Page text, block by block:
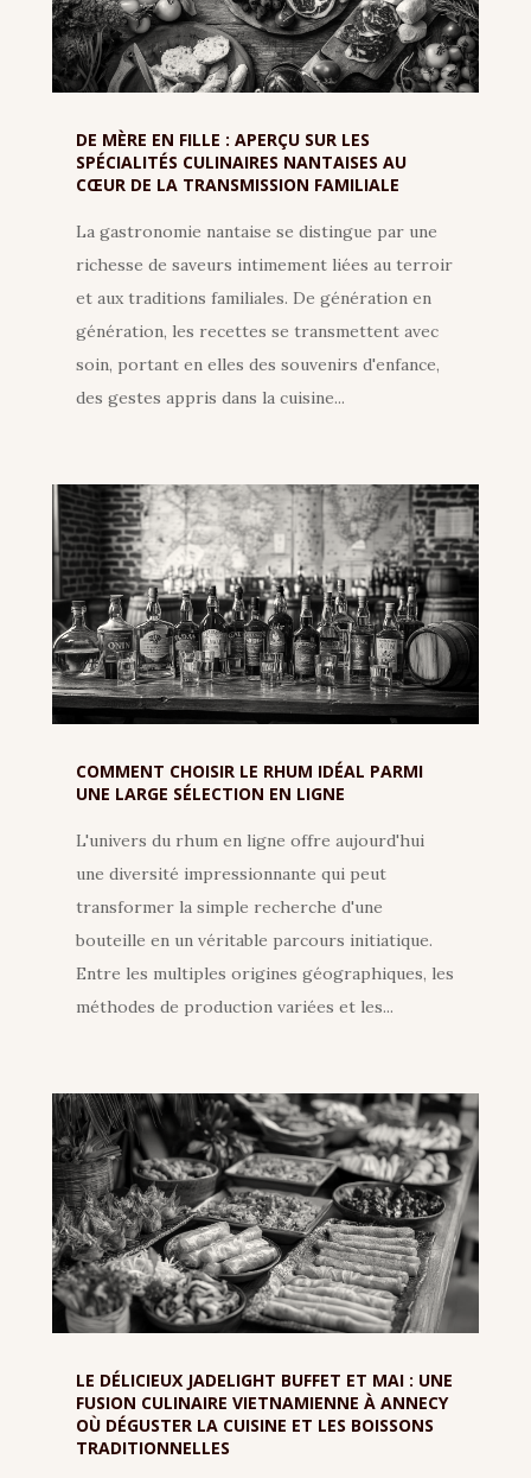
DE MÈRE EN FILLE : APERÇU SUR LES
SPÉCIALITÉS CULINAIRES NANTAISES AU
CŒUR DE LA TRANSMISSION FAMILIALE
La gastronomie nantaise se distingue par une
richesse de saveurs intimement liées au terroir
et aux traditions familiales. De génération en
génération, les recettes se transmettent avec
soin, portant en elles des souvenirs d'enfance,
des gestes appris dans la cuisine...
COMMENT CHOISIR LE RHUM IDÉAL PARMI
UNE LARGE SÉLECTION EN LIGNE
L'univers du rhum en ligne offre aujourd'hui
une diversité impressionnante qui peut
transformer la simple recherche d'une
bouteille en un véritable parcours initiatique.
Entre les multiples origines géographiques, les
méthodes de production variées et les...
LE DÉLICIEUX JADELIGHT BUFFET ET MAI : UNE
FUSION CULINAIRE VIETNAMIENNE À ANNECY
OÙ DÉGUSTER LA CUISINE ET LES BOISSONS
TRADITIONNELLES